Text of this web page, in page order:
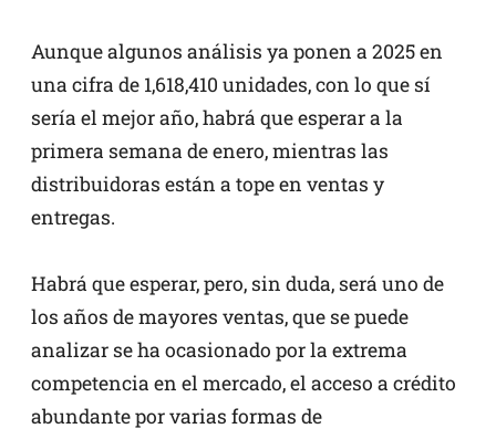
Aunque algunos análisis ya ponen a 2025 en
una cifra de 1,618,410 unidades, con lo que sí
sería el mejor año, habrá que esperar a la
primera semana de enero, mientras las
distribuidoras están a tope en ventas y
entregas.
Habrá que esperar, pero, sin duda, será uno de
los años de mayores ventas, que se puede
analizar se ha ocasionado por la extrema
competencia en el mercado, el acceso a crédito
abundante por varias formas de